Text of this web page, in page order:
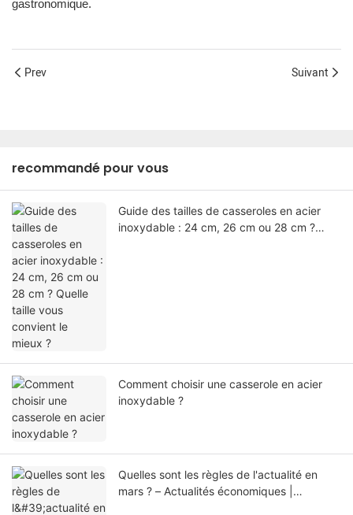
gastronomique.
Prev Suivant
recommandé pour vous
Guide des tailles de casseroles en acier
inoxydable : 24 cm, 26 cm ou 28 cm ?
Comment choisir une casserole en acier
inoxydable ?
Quelles sont les règles de l'actualité en
mars ? – Actualités économiques |